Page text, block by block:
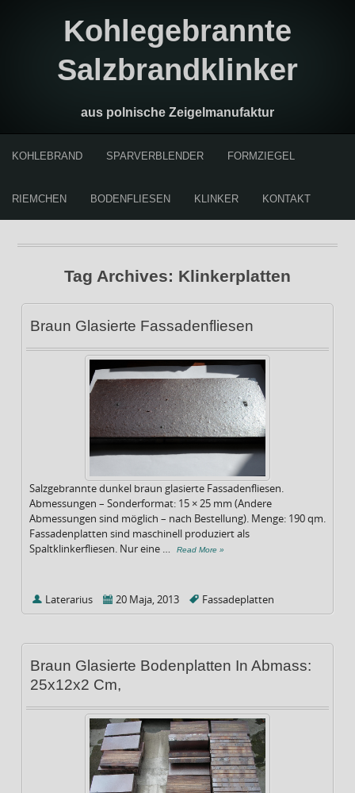
Kohlegebrannte
Salzbrandklinker
aus polnische Zeigelmanufaktur
KOHLEBRAND SPARVERBLENDER FORMZIEGEL
RIEMCHEN BODENFLIESEN KLINKER KONTAKT
Tag Archives: Klinkerplatten
Braun Glasierte Fassadenfliesen
Salzgebrannte dunkel braun glasierte Fassadenfliesen.
Abmessungen – Sonderformat: 15 × 25 mm (Andere
Abmessungen sind möglich – nach Bestellung). Menge: 190 qm.
Fassadenplatten sind maschinell produziert als
Spaltklinkerfliesen. Nur eine …
Read More »
Laterarius 20 Maja, 2013 Fassadeplatten
Braun Glasierte Bodenplatten In Abmass:
25x12x2 Cm,